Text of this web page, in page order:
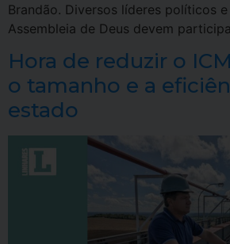
Brandão. Diversos líderes políticos
Assembleia de Deus devem
Hora de reduzir o
o tamanho e a
estado